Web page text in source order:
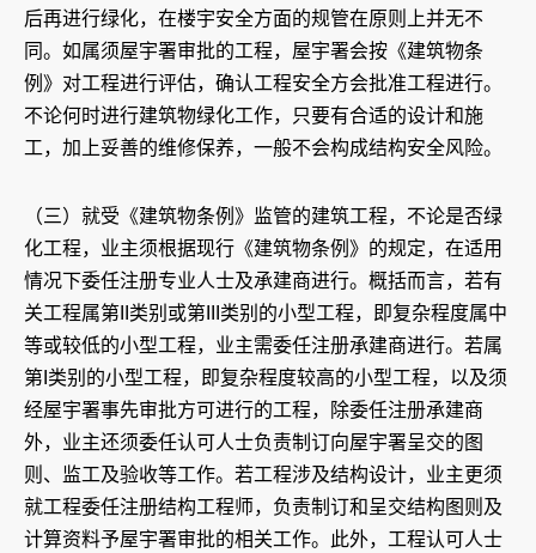
后再进行绿化，在楼宇安全方面的规管在原则上并无不
同。如属须屋宇署审批的工程，屋宇署会按《建筑物条
例》对工程进行评估，确认工程安全方会批准工程进行。
不论何时进行建筑物绿化工作，只要有合适的设计和施
工，加上妥善的维修保养，一般不会构成结构安全风险。
（三）就受《建筑物条例》监管的建筑工程，不论是否绿
化工程，业主须根据现行《建筑物条例》的规定，在适用
情况下委任注册专业人士及承建商进行。概括而言，若有
关工程属第II类别或第III类别的小型工程，即复杂程度属中
等或较低的小型工程，业主需委任注册承建商进行。若属
第I类别的小型工程，即复杂程度较高的小型工程，以及须
经屋宇署事先审批方可进行的工程，除委任注册承建商
外，业主还须委任认可人士负责制订向屋宇署呈交的图
则、监工及验收等工作。若工程涉及结构设计，业主更须
就工程委任注册结构工程师，负责制订和呈交结构图则及
计算资料予屋宇署审批的相关工作。此外，工程认可人士